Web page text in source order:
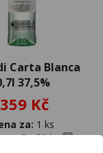
Carta Blanca
37,5%
359 Kč
za: 1 ks
5 - 50 ks